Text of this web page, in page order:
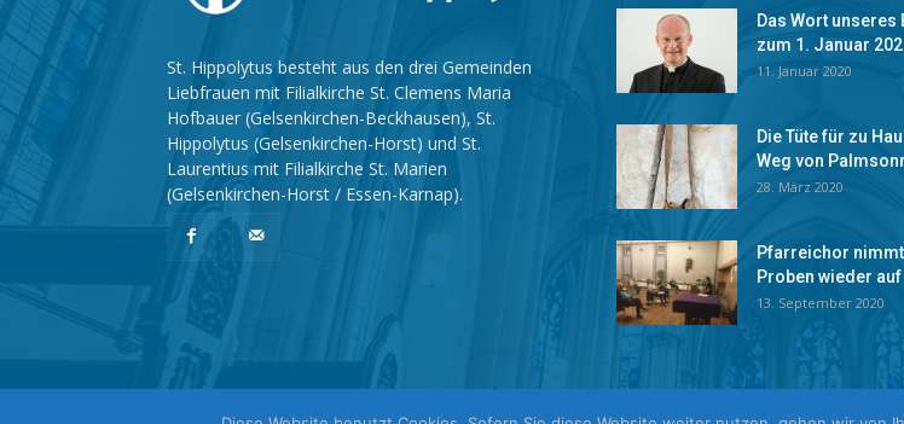
St. Hippolytus besteht aus den drei Gemeinden
Liebfrauen mit Filialkirche St. Clemens Maria
Hofbauer (Gelsenkirchen-Beckhausen), St.
Hippolytus (Gelsenkirchen-Horst) und St.
Laurentius mit Filialkirche St. Marien
(Gelsenkirchen-Horst / Essen-Karnap).
Das Wort unseres
zum 1. Januar
11. Januar 2020
Die Tüte für zu
Weg von
28. März 2020
Pfarreichor
Proben wieder
13. September 2020